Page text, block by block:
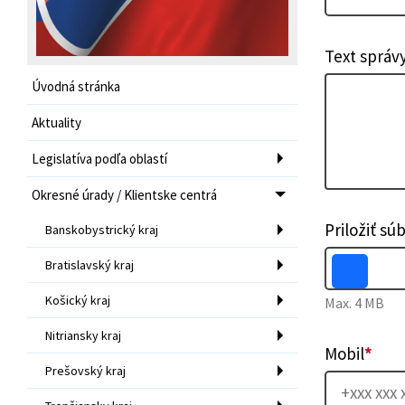
Úvodná stránka
Aktuality
Legislatíva podľa oblastí
Okresné úrady / Klientske centrá
Banskobystrický kraj
Bratislavský kraj
Košický kraj
Nitriansky kraj
Prešovský kraj
Text
Priložiť
Max. 4 MB
Mobil*